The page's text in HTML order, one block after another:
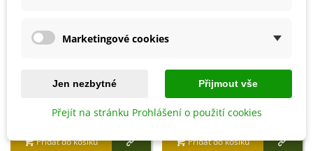
Přidat do košíku Přidat do košíku
Marketingové cookies
Jen nezbytné Přijmout vše
Přejít na stránku Prohlášení o použití cookies